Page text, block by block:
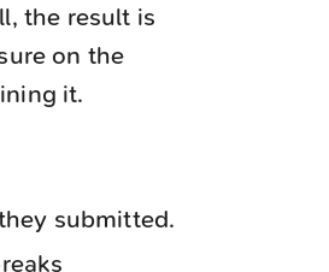
the result is
on the
it.
submitted.